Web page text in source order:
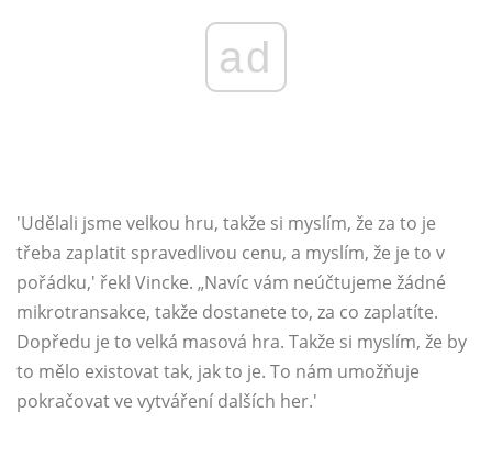
ad
'Udělali jsme velkou hru, takže si myslím, že za to je
třeba zaplatit spravedlivou cenu, a myslím, že je to v
pořádku,' řekl Vincke. „Navíc vám neúčtujeme žádné
mikrotransakce, takže dostanete to, za co zaplatíte.
Dopředu je to velká masová hra. Takže si myslím, že by
to mělo existovat tak, jak to je. To nám umožňuje
pokračovat ve vytváření dalších her.'